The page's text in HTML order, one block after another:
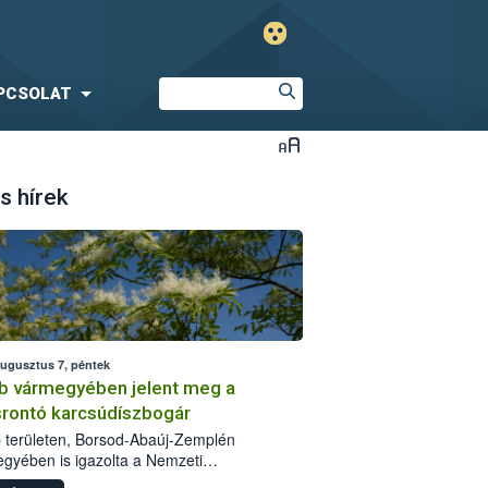
hírek
7, péntek
vármegyében jelent meg a
karcsúdíszbogár
területen, Borsod-Abaúj-Zemplén
is igazolta a Nemzeti
biztonsági Hivatal (Nébih) a